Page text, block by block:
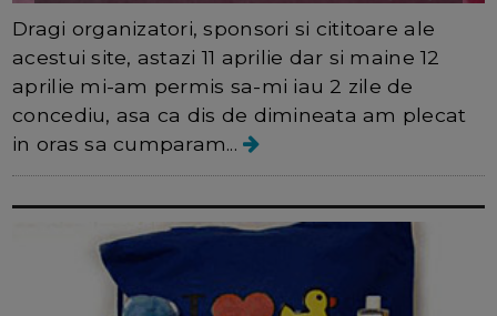
Dragi organizatori, sponsori si cititoare ale
acestui site, astazi 11 aprilie dar si maine 12
aprilie mi-am permis sa-mi iau 2 zile de
concediu, asa ca dis de dimineata am plecat
in oras sa cumparam...